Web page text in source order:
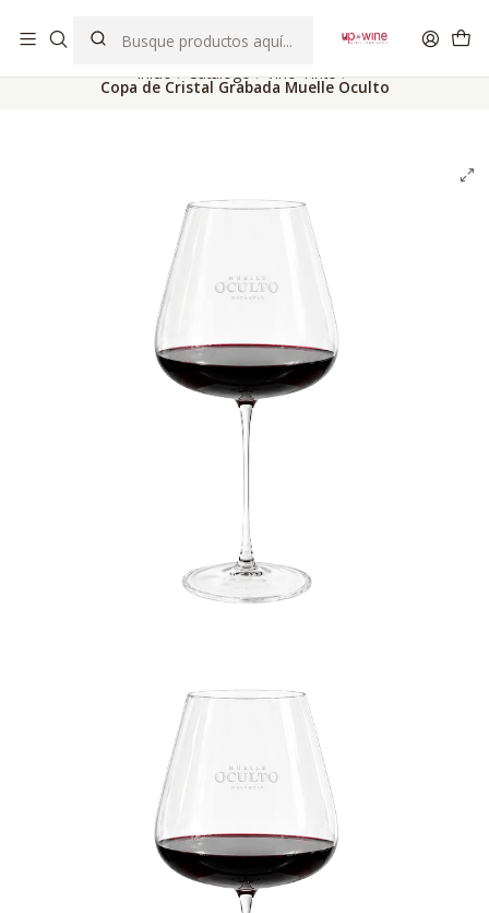
Inicio Catálogo Vino Tinto
Copa de Cristal Grabada Muelle Oculto